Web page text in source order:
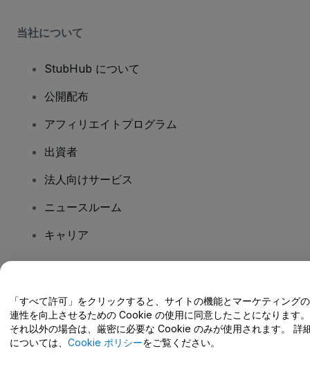
当社について
StubHub について
公開配布
アフィリエイトプログラム
出資者
法人向けサービス
ニュースルーム
キャリア
ヘルプセンター / こちらまでご連絡下さい
「すべて許可」をクリックすると、サイトの機能とマーケティング
連性を向上させるための Cookie の使用に同意したことになります。
それ以外の場合は、厳密に必要な Cookie のみが使用されます。 詳
については、 Cookie ポリシーをご覧ください。